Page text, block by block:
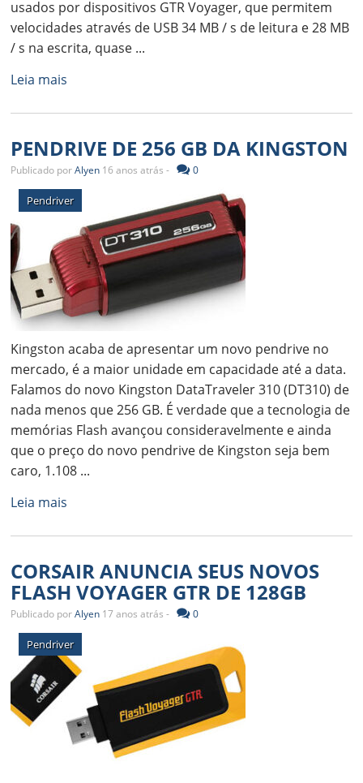
usados por dispositivos GTR Voyager, que permitem
velocidades através de USB 34 MB / s de leitura e 28 MB
/ s na escrita, quase ...
Leia mais
PENDRIVE DE 256 GB DA KINGSTON
Publicado porAlyen 16 anos atrás - 0
Pendriver
Kingston acaba de apresentar um novo pendrive no
mercado, é a maior unidade em capacidade até a data.
Falamos do novo Kingston DataTraveler 310 (DT310) de
nada menos que 256 GB. É verdade que a tecnologia de
memórias Flash avançou consideravelmente e ainda
que o preço do novo pendrive de Kingston seja bem
caro, 1.108 ...
Leia mais
CORSAIR ANUNCIA SEUS NOVOS
FLASH VOYAGER GTR DE 128GB
Publicado porAlyen 17 anos atrás - 0
Pendriver